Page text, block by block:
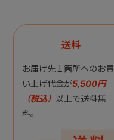
送料
お届け先１箇所へのお買
い上げ代金が5,500円
（税込） 以上で送料無
料。